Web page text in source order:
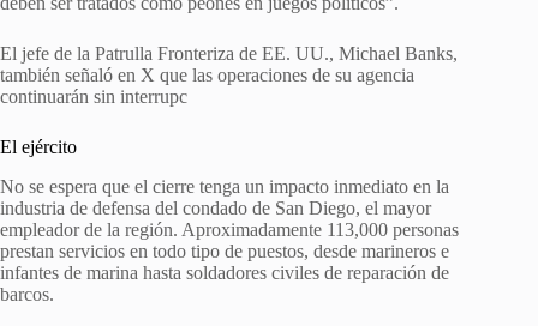
El jefe de la Patrulla Fronteriza de EE. UU., Michael Banks,
también señaló en X que las operaciones de su agencia
continuarán sin interrupc
El ejército
No se espera que el cierre tenga un impacto inmediato en la
industria de defensa del condado de San Diego, el mayor
empleador de la región. Aproximadamente 113,000 personas
prestan servicios en todo tipo de puestos, desde marineros e
infantes de marina hasta soldadores civiles de reparación de
barcos.